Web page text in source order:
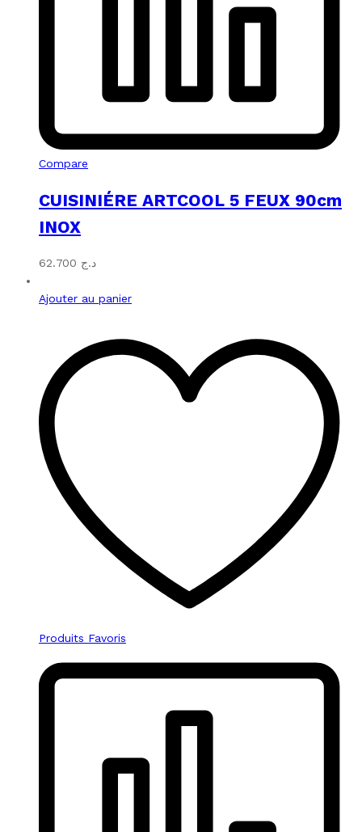
Compare
CUISINIÉRE ARTCOOL 5 FEUX 90cm
INOX
د.ج
Ajouter au panier
Produits Favoris